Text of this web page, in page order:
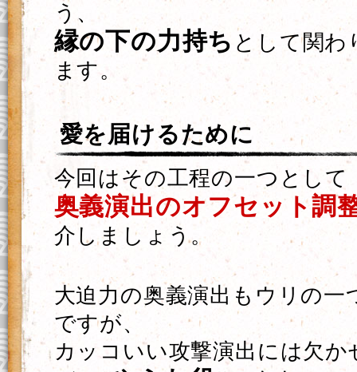
う、
縁の下の力持ち として関わ
ます。
愛を届けるために
今回はその工程の一つとして
奥義演出のオフセット調
介しましょう。
大迫力の奥義演出もウリの一
ですが、
カッコいい攻撃演出には欠か